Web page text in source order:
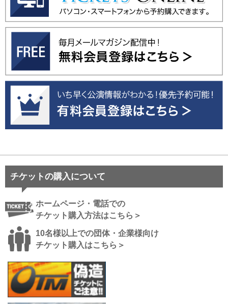
チケットの購入について
ホームページ・電話での
チケット購入方法はこちら＞
10名様以上での団体・企業様向け
チケット購入はこちら＞